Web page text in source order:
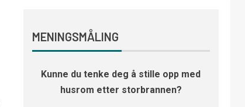
MENINGSMÅLING
Kunne du tenke deg å stille opp med
husrom etter storbrannen?